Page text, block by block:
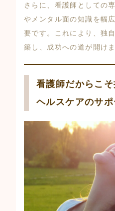
さらに、看護師としての
やメンタル面の知識を幅
要です。これにより、独
築し、成功への道が開けま
看護師だからこ
ヘルスケアのサポ